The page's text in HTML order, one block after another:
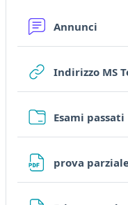
Annunci
Indirizzo MS
Esami passati
prova